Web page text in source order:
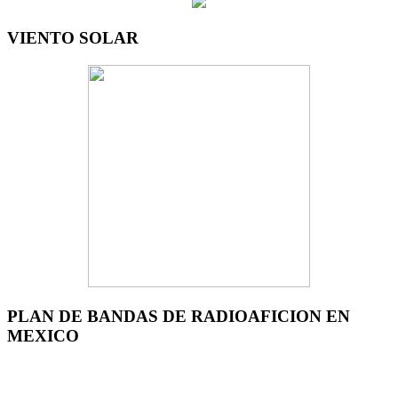
VIENTO SOLAR
PLAN DE BANDAS DE RADIOAFICION EN
MEXICO